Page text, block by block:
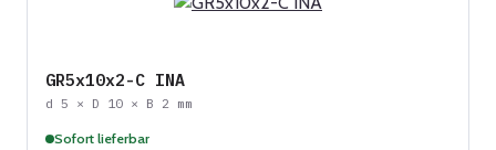
GR5x10x2-C INA
d 5 × D 10 × B 2 mm
Sofort lieferbar